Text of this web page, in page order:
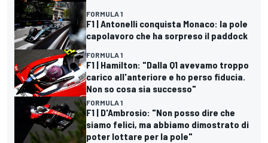
FORMULA 1
F1 | Antonelli conquista Monaco: la pole
capolavoro che ha sorpreso il paddock
FORMULA 1
F1 | Hamilton: "Dalla Q1 avevamo troppo
carico all'anteriore e ho perso fiducia.
Non so cosa sia successo"
FORMULA 1
F1 | D'Ambrosio: "Non posso dire che
siamo felici, ma abbiamo dimostrato di
poter lottare per la pole"